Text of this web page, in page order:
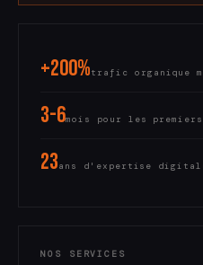
+200%trafic organique
3-6mois pour les
23ans d'expertise
NOS SERVICES